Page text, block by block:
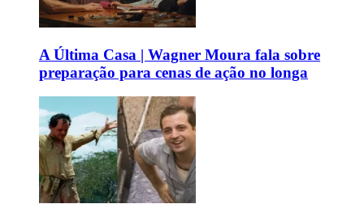
A Última Casa | Wagner Moura fala sobre
preparação para cenas de ação no longa